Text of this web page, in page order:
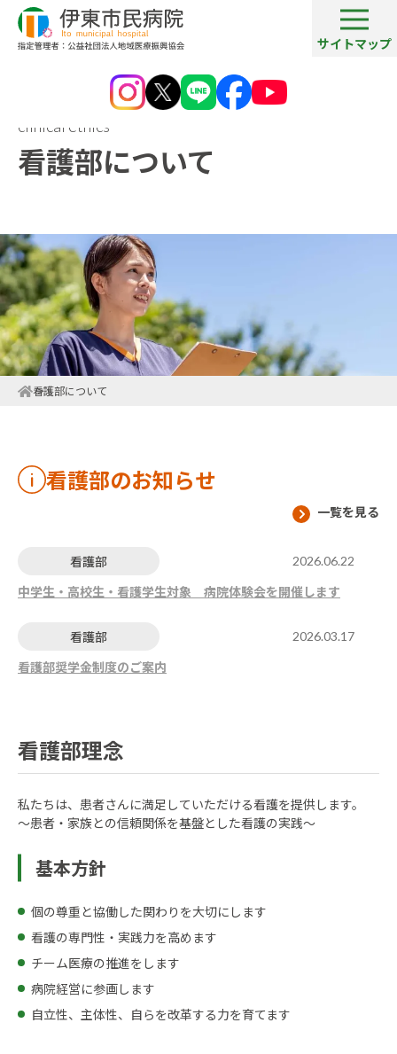
サイトマップ
clinical ethics
看護部について
看護部について
看護部のお知らせ
一覧を見る
看護部 2026.06.22
中学生・高校生・看護学生対象 病院体験会を開催します
看護部 2026.03.17
看護部奨学金制度のご案内
看護部理念
私たちは、患者さんに満足していただける看護を提供します。
～患者・家族との信頼関係を基盤とした看護の実践～
基本方針
個の尊重と協働した関わりを大切にします
看護の専門性・実践力を高めます
チーム医療の推進をします
病院経営に参画します
自立性、主体性、自らを改革する力を育てます